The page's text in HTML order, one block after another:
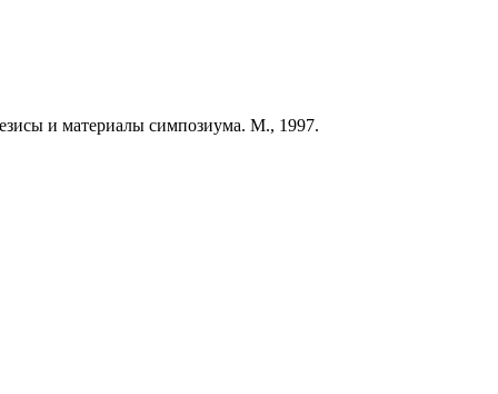
и материалы симпозиума. М., 1997.